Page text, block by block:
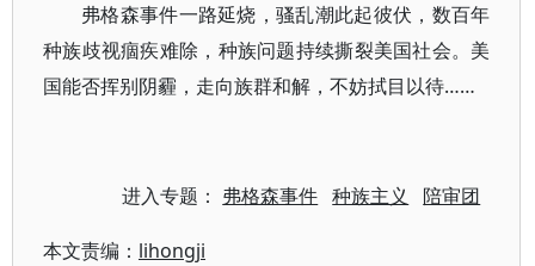
弗格森事件一路延烧，骚乱潮此起彼伏，数百年
种族歧视痼疾难除，种族问题持续撕裂美国社会。美
国能否挥别阴霾，走向族群和解，不妨拭目以待……
进入专题： 弗格森事件 种族主义 陪审团
本文责编： lihongji